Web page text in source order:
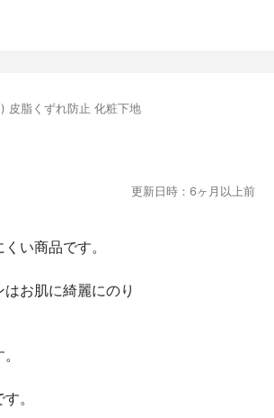
皮脂くずれ防止 化粧下地
更新日時：6ヶ月以上前
い商品です。
お肌に綺麗にのり
。